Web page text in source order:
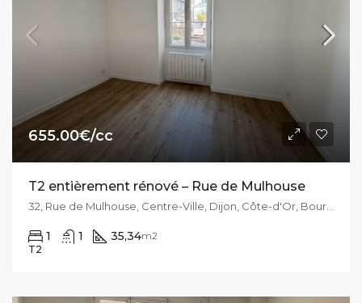
655.00€/cc
T2 entièrement rénové – Rue de Mulhouse
1 1 35,34m2
T2